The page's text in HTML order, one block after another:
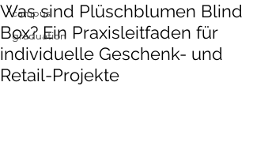
campus
graduation
Was sind Plüschblumen Blind
Box? Ein Praxisleitfaden für
individuelle Geschenk- und
Retail-Projekte